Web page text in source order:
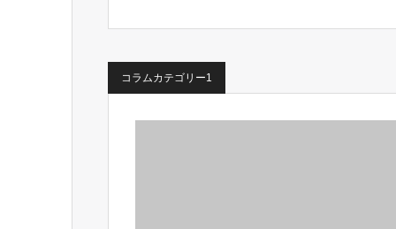
コラムカテゴリー1